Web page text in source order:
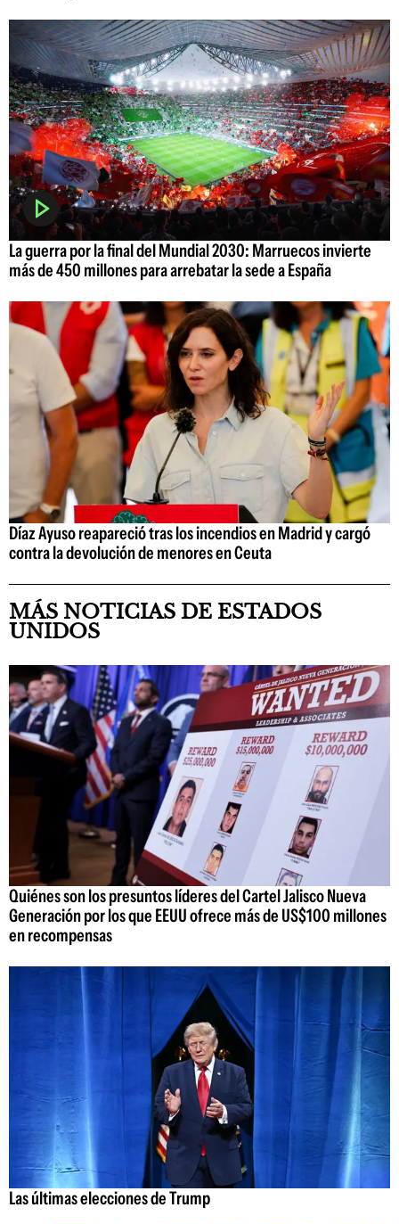
La guerra por la final del Mundial 2030: Marruecos invierte
más de 450 millones para arrebatar la sede a España
Díaz Ayuso reapareció tras los incendios en Madrid y cargó
contra la devolución de menores en Ceuta
MÁS NOTICIAS DE ESTADOS
UNIDOS
Quiénes son los presuntos líderes del Cartel Jalisco Nueva
Generación por los que EEUU ofrece más de US$100 millones
en recompensas
Las últimas elecciones de Trump